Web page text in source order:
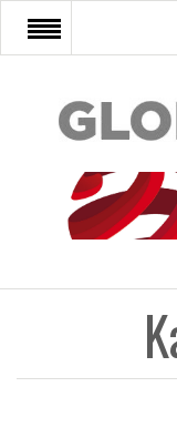
FŐOLDAL
AFRIKA